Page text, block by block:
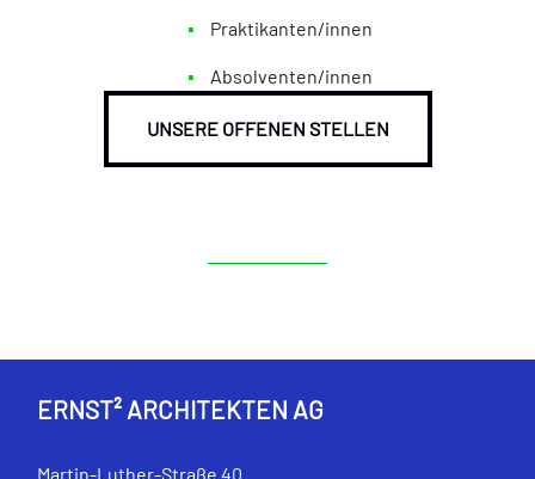
Praktikanten/innen
Absolventen/innen
UNSERE OFFENEN STELLEN
ERNST² ARCHITEKTEN AG
Martin-Luther-Straße 40